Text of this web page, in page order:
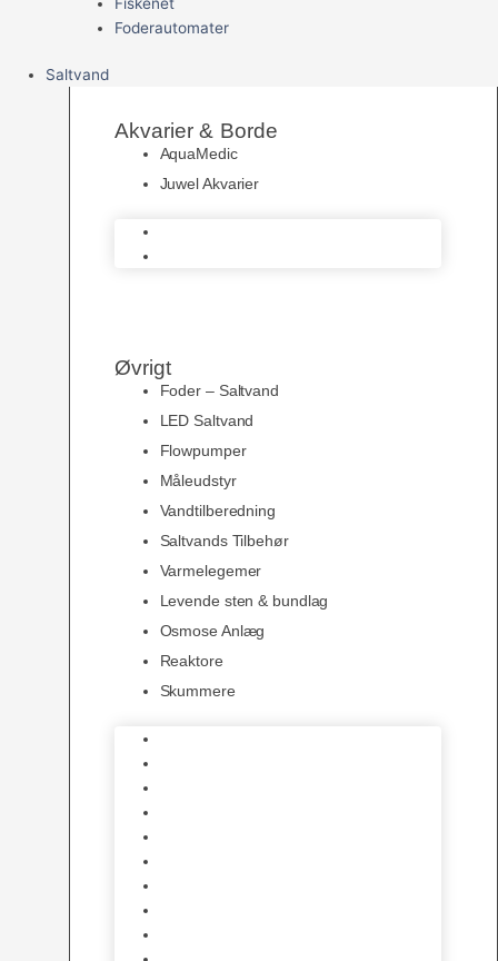
Foderautomater
Saltvand
Akvarier & Borde
AquaMedic
Juwel Akvarier
Øvrigt
Foder – Saltvand
LED Saltvand
Flowpumper
Måleudstyr
Vandtilberedning
Saltvands Tilbehør
Varmelegemer
Levende sten & bundlag
Osmose Anlæg
Reaktore
Skummere